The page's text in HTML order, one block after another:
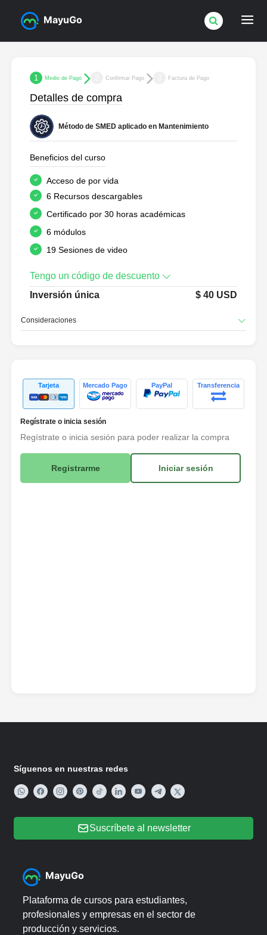
MayuGo
Tarjeta Mercado Pago PayPal Transferencia
Regístrate o inicia sesión
Regístrate o inicia sesión para poder realizar la compra
Registrarme Iniciar sesión
1 Medio de Pago Confirmar Pago Factura de Pago
Detalles de compra
Método de SMED aplicado en Mantenimiento
Beneficios del curso
Acceso de por vida
6 Recursos descargables
Certificado por 30 horas académicas
6 módulos
19 Sesiones de video
Tengo un código de descuento
Inversión única
$ 40 USD
Consideraciones
Síguenos en nuestras redes
Suscríbete al newsletter
MayuGo
Plataforma de cursos para estudiantes,
profesionales y empresas en el sector de
producción y servicios.